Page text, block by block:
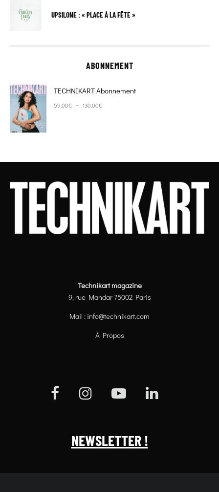
UPSILONE : « PLACE À LA FÊTE »
ABONNEMENT
TECHNIKART Abonnement
59,00€ – 130,00€
Technikart magazine
9, rue Mandar 75002 Paris
Mail : info@technikart.com
À Propos
NEWSLETTER !